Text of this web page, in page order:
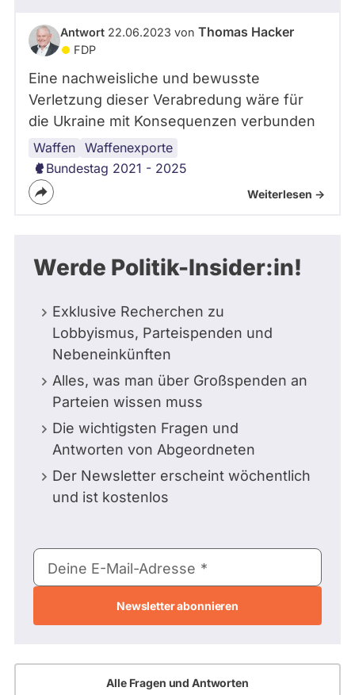
Antwort 22.06.2023 von Thomas Hacker
FDP
Eine nachweisliche und bewusste
Verletzung dieser Verabredung wäre für
die Ukraine mit Konsequenzen verbunden
Waffen Waffenexporte
Russland
Ukraine
Bundestag 2021 - 2025
Weiterlesen ->
Werde Politik-Insider:in!
Exklusive Recherchen zu
Lobbyismus, Parteispenden und
Nebeneinkünften
Alles, was man über Großspenden an
Parteien wissen muss
Die wichtigsten Fragen und
Antworten von Abgeordneten
Der Newsletter erscheint wöchentlich
und ist kostenlos
E-
Mail-
Deine E-Mail-Adresse
Alle Fragen und Antworten